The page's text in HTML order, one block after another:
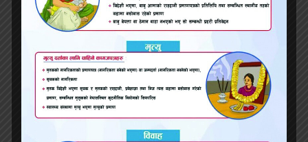
पत्रकार यादवलाई धम्की दिएकोप्रती प्रेस मञ्चको
ध्यानाकर्षण